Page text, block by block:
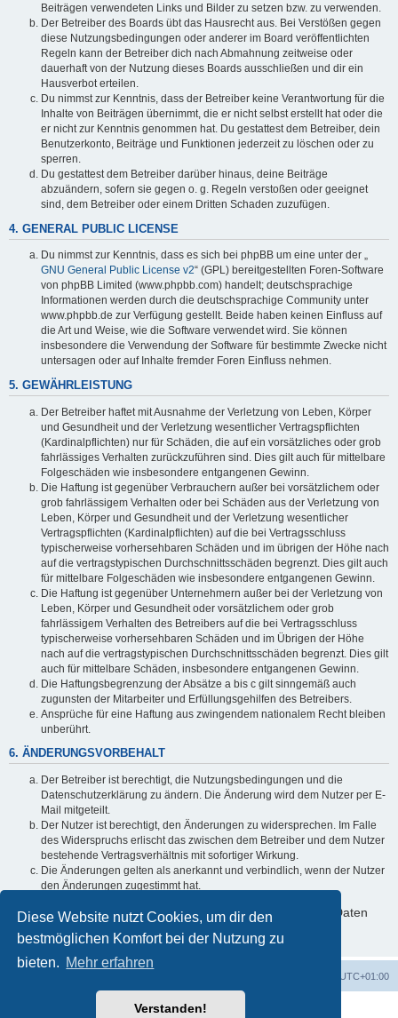
Diese Website nutzt Cookies, um dir den
bestmöglichen Komfort bei der Nutzung zu
bieten. Mehr erfahren
Verstanden!
Beiträgen verwendeten Links und Bilder zu setzen bzw. zu verwenden.
Der Betreiber des Boards übt das Hausrecht aus. Bei Verstößen gegen
diese Nutzungsbedingungen oder anderer im Board veröffentlichten
Regeln kann der Betreiber dich nach Abmahnung zeitweise oder
dauerhaft von der Nutzung dieses Boards ausschließen und dir ein
Hausverbot erteilen.
Du nimmst zur Kenntnis, dass der Betreiber keine Verantwortung für die
Inhalte von Beiträgen übernimmt, die er nicht selbst erstellt hat oder die
er nicht zur Kenntnis genommen hat. Du gestattest dem Betreiber, dein
Benutzerkonto, Beiträge und Funktionen jederzeit zu löschen oder zu
sperren.
Du gestattest dem Betreiber darüber hinaus, deine Beiträge
abzuändern, sofern sie gegen o. g. Regeln verstoßen oder geeignet
sind, dem Betreiber oder einem Dritten Schaden zuzufügen.
4. GENERAL PUBLIC LICENSE
Du nimmst zur Kenntnis, dass es sich bei phpBB um eine unter der „
GNU General Public License v2“ (GPL) bereitgestellten Foren-Software
von phpBB Limited (www.phpbb.com) handelt; deutschsprachige
Informationen werden durch die deutschsprachige Community unter
www.phpbb.de zur Verfügung gestellt. Beide haben keinen Einfluss auf
die Art und Weise, wie die Software verwendet wird. Sie können
insbesondere die Verwendung der Software für bestimmte Zwecke nicht
untersagen oder auf Inhalte fremder Foren Einfluss nehmen.
5. GEWÄHRLEISTUNG
Der Betreiber haftet mit Ausnahme der Verletzung von Leben, Körper
und Gesundheit und der Verletzung wesentlicher Vertragspflichten
(Kardinalpflichten) nur für Schäden, die auf ein vorsätzliches oder grob
fahrlässiges Verhalten zurückzuführen sind. Dies gilt auch für mittelbare
Folgeschäden wie insbesondere entgangenen Gewinn.
Die Haftung ist gegenüber Verbrauchern außer bei vorsätzlichem oder
grob fahrlässigem Verhalten oder bei Schäden aus der Verletzung von
Leben, Körper und Gesundheit und der Verletzung wesentlicher
Vertragspflichten (Kardinalpflichten) auf die bei Vertragsschluss
typischerweise vorhersehbaren Schäden und im übrigen der Höhe nach
auf die vertragstypischen Durchschnittsschäden begrenzt. Dies gilt auch
für mittelbare Folgeschäden wie insbesondere entgangenen Gewinn.
Die Haftung ist gegenüber Unternehmern außer bei der Verletzung von
Leben, Körper und Gesundheit oder vorsätzlichem oder grob
fahrlässigem Verhalten des Betreibers auf die bei Vertragsschluss
typischerweise vorhersehbaren Schäden und im Übrigen der Höhe
nach auf die vertragstypischen Durchschnittsschäden begrenzt. Dies gilt
auch für mittelbare Schäden, insbesondere entgangenen Gewinn.
Die Haftungsbegrenzung der Absätze a bis c gilt sinngemäß auch
zugunsten der Mitarbeiter und Erfüllungsgehilfen des Betreibers.
Ansprüche für eine Haftung aus zwingendem nationalem Recht bleiben
unberührt.
6. ÄNDERUNGSVORBEHALT
Der Betreiber ist berechtigt, die Nutzungsbedingungen und die
Datenschutzerklärung zu ändern. Die Änderung wird dem Nutzer per E-
Mail mitgeteilt.
Der Nutzer ist berechtigt, den Änderungen zu widersprechen. Im Falle
des Widerspruchs erlischt das zwischen dem Betreiber und dem Nutzer
bestehende Vertragsverhältnis mit sofortiger Wirkung.
Die Änderungen gelten als anerkannt und verbindlich, wenn der Nutzer
den Änderungen zugestimmt hat.
Informationen über den Umgang mit deinen persönlichen Daten
sind in der Datenschutzerklärung enthalten.
UTC+01:00
Powered byphpBB® Forum Software © phpBB Limited